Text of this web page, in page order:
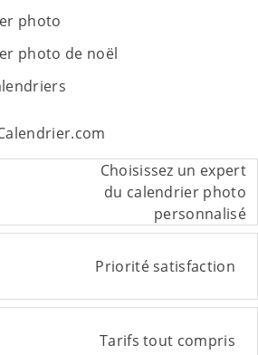
photo
photo de noël
Choisissez un expert
du calendrier photo
personnalisé
Priorité satisfaction
Tarifs tout compris